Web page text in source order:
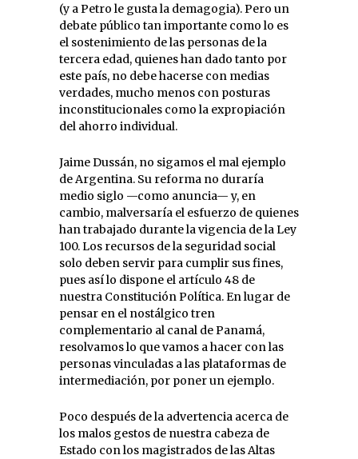
(y a Petro le gusta la demagogia). Pero un
debate público tan importante como lo es
el sostenimiento de las personas de la
tercera edad, quienes han dado tanto por
este país, no debe hacerse con medias
verdades, mucho menos con posturas
inconstitucionales como la expropiación
del ahorro individual.
Jaime Dussán, no sigamos el mal ejemplo
de Argentina. Su reforma no duraría
medio siglo —como anuncia— y, en
cambio, malversaría el esfuerzo de quienes
han trabajado durante la vigencia de la Ley
100. Los recursos de la seguridad social
solo deben servir para cumplir sus fines,
pues así lo dispone el artículo 48 de
nuestra Constitución Política. En lugar de
pensar en el nostálgico tren
complementario al canal de Panamá,
resolvamos lo que vamos a hacer con las
personas vinculadas a las plataformas de
intermediación, por poner un ejemplo.
Poco después de la advertencia acerca de
los malos gestos de nuestra cabeza de
Estado con los magistrados de las Altas